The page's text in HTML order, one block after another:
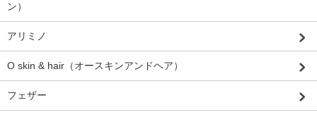
ン）
アリミノ
O skin & hair（オースキンアンドヘア）
フェザー